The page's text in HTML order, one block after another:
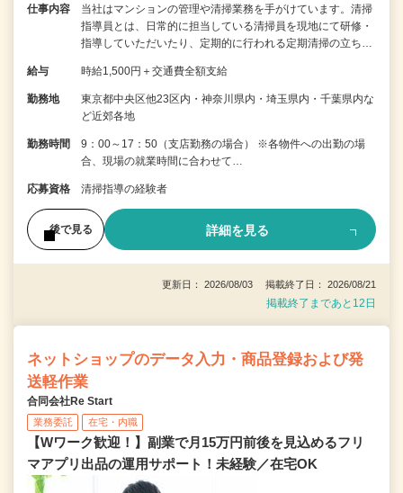
仕事内容
当社はマンションの管理や清掃業務を手がけています。清掃
指導員とは、日常的に担当している清掃員を現地にて研修・
指導していただいたり、定期的に行われる定期清掃の立ち…
給与 時給1,500円＋交通費全額支給
勤務地
東京都中央区他23区内・神奈川県内・埼玉県内・千葉県内な
ど近郊各地
勤務時間
9：00～17：50（支店勤務の場合） ※各物件への出勤の場
合、現場の就業時間に合わせて…
応募資格 清掃指導の経験者
後で見る 詳細を見る
更新日： 2026/08/03 掲載終了日： 2026/08/21
掲載終了まであと12日
ネットショップのデータ入力・商品登録および発
送軽作業
合同会社Re Start
業務委託 在宅・内職
【Wワーク歓迎！】副業で月15万円前後を見込めるフリ
マアプリ出品の運用サポート！未経験／在宅OK